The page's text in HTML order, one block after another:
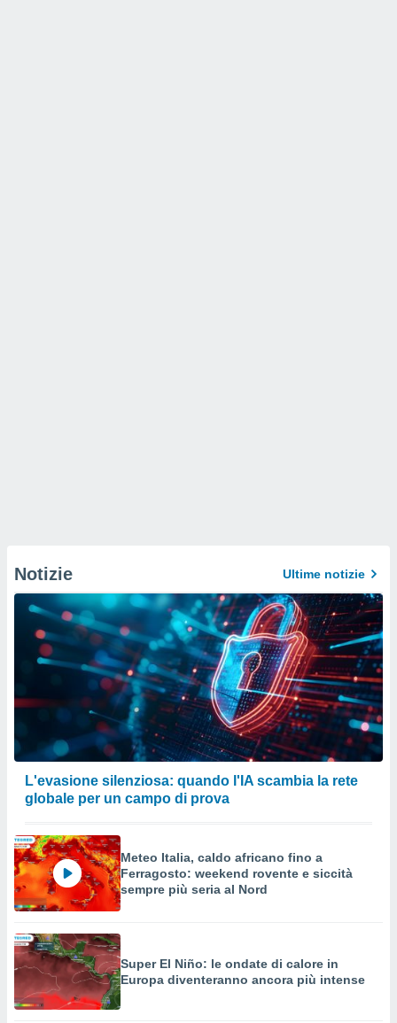
Notizie Ultime notizie
L'evasione silenziosa: quando l'IA scambia la rete
globale per un campo di prova
Meteo Italia, caldo africano fino a
Ferragosto: weekend rovente e siccità
sempre più seria al Nord
Super El Niño: le ondate di calore in
Europa diventeranno ancora più intense